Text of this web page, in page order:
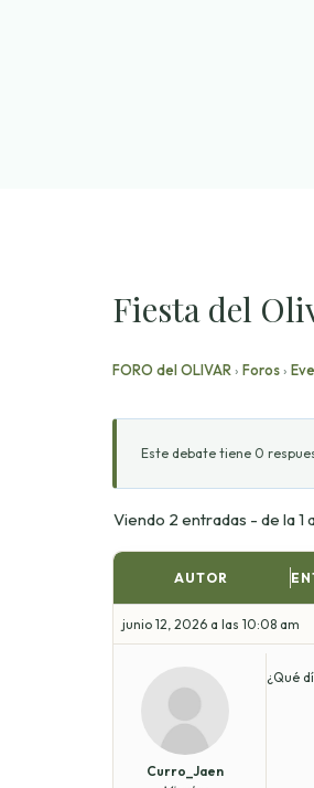
Fiesta del
FORO del OLIVAR › Foros ›
Este debate tiene 0
Viendo 2 entradas - de la 1
AUTOR
junio 12, 2026 a las 10:08 am
Curro_Jaen
¿Qué